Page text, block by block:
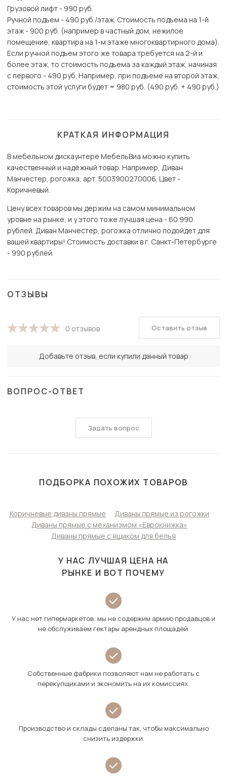
Грузовой лифт - 990 руб.
Ручной подъем - 490 руб./этаж. Стоимость подъема на 1-й
этаж - 900 руб. (например в частный дом, нежилое
помещение, квартира на 1-м этаже многоквартирного дома).
Если ручной подъем этого же товара требуется на 2-й и
более этаж, то стоимость подъема за каждый этаж, начиная
с первого - 490 руб. Например, при подъеме на второй этаж,
стоимость этой услуги будет = 980 руб. (490 руб. + 490 руб.)
КРАТКАЯ ИНФОРМАЦИЯ
В мебельном дискаунтере МебельВиа можно купить
качественный и надёжный товар. Например, Диван
Манчестер, рогожка, арт. 5003900270006. Цвет -
Коричневый.
Цену всех товаров мы держим на самом минимальном
уровне на рынке, и у этого тоже лучшая цена - 60 990
рублей. Диван Манчестер, рогожка отлично подойдет для
вашей квартиры! Стоимость доставки в г. Санкт-Петербурге
- 990 рублей.
ОТЗЫВЫ
0 отзывов
Добавьте отзыв, если купили данный товар
Оставить отзыв
ВОПРОС-ОТВЕТ
Задать вопрос
ПОДБОРКА ПОХОЖИХ ТОВАРОВ
Коричневые диваны прямые
Диваны прямые из рогожки
Диваны прямые с механизмом «Еврокнижка»
Диваны прямые с ящиком для белья
У НАС ЛУЧШАЯ ЦЕНА НА
РЫНКЕ И ВОТ ПОЧЕМУ
У нас нет гипермаркетов: мы не содержим армию продавцов и
не обслуживаем гектары арендных площадей.
Собственные фабрики позволяют нам не работать с
перекупщиками и экономить на их комиссиях.
Производство и склады сделаны так, чтобы максимально
снизить издержки.